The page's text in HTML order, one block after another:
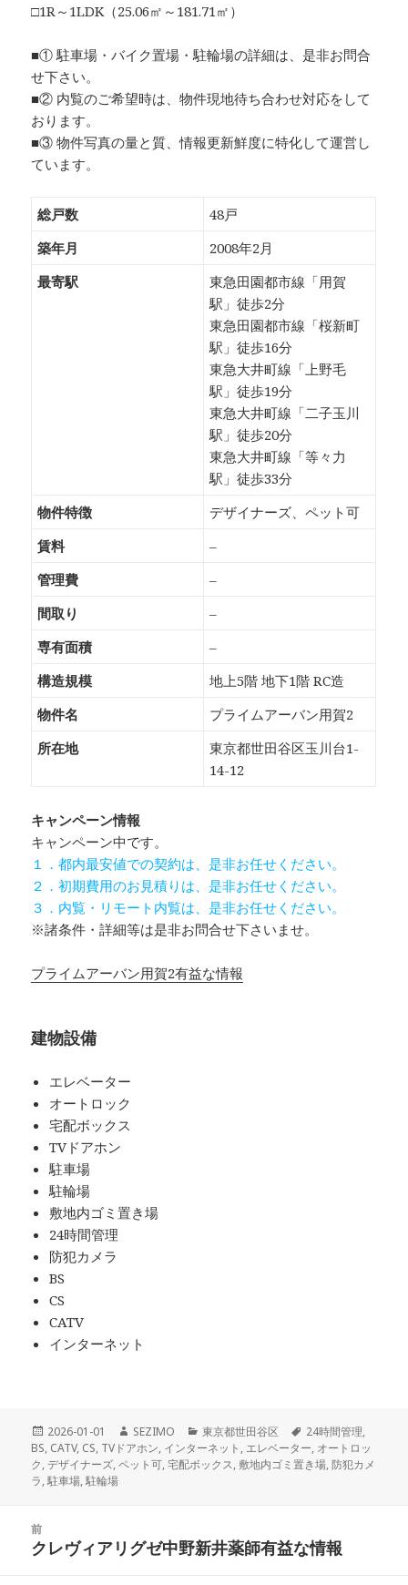
□1R～1LDK（25.06㎡～181.71㎡）
■① 駐車場・バイク置場・駐輪場の詳細は、是非お問合
せ下さい。
■② 内覧のご希望時は、物件現地待ち合わせ対応をして
おります。
■③ 物件写真の量と質、情報更新鮮度に特化して運営し
ています。
総戸数
48戸
築年月
2008年2月
最寄駅
東急田園都市線「用賀
駅」徒歩2分
東急田園都市線「桜新町
駅」徒歩16分
東急大井町線「上野毛
駅」徒歩19分
東急大井町線「二子玉川
駅」徒歩20分
東急大井町線「等々力
駅」徒歩33分
物件特徴
デザイナーズ、ペット可
賃料
–
管理費
–
間取り
–
専有面積
–
構造規模
地上5階 地下1階 RC造
物件名
プライムアーバン用賀2
所在地
東京都世田谷区玉川台1-
14-12
キャンペーン情報
キャンペーン中です。
１．都内最安値での契約は、是非お任せください。
２．初期費用のお見積りは、是非お任せください。
３．内覧・リモート内覧は、是非お任せください。
※諸条件・詳細等は是非お問合せ下さいませ。
プライムアーバン用賀2有益な情報
建物設備
エレベーター
オートロック
宅配ボックス
TVドアホン
駐車場
駐輪場
敷地内ゴミ置き場
24時間管理
防犯カメラ
BS
CS
CATV
インターネット
投
稿
日:
2026-01-01
作
成
者
SEZIMO
カ
テ
ゴ
東京都世田谷区
タ
グ
24時間管理,
BS, CATV, CS, TVドアホン, インターネット , エレベーター, オートロッ
ク,デザイナーズ,ペット可,宅配ボックス, 敷地内ゴミ置き場,防犯カメ
ラ,駐車場,駐輪場
前
前
クレヴィアリグゼ中野新井薬師有益な情報